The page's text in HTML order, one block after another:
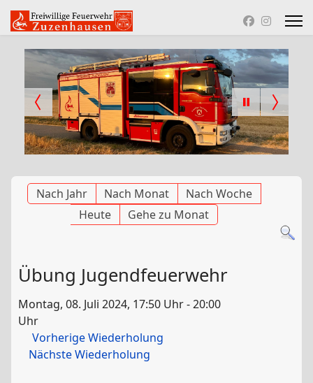
Nach Jahr Nach Monat
Nach Woche
Heute
Gehe zu Monat
Übung Jugendfeuerwehr
Montag, 08. Juli 2024, 17:50 Uhr - 20:00
Uhr
Vorherige Wiederholung
Nächste Wiederholung